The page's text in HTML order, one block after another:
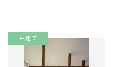
戸建て